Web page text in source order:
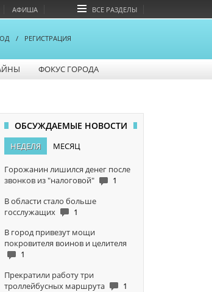
АФИША ВСЕ РАЗДЕЛЫ
/ РЕГИСТРАЦИЯ
ФОКУС ГОРОДА
ОБСУЖДАЕМЫЕ НОВОСТИ
НЕДЕЛЯ МЕСЯЦ
Горожанин лишился денег после
звонков из "налоговой"
1
В области стало больше
госслужащих
1
В город привезут мощи
покровителя воинов и целителя
1
Прекратили работу три
троллейбусных маршрута
1